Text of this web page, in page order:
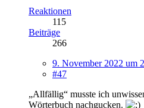
Reaktionen
115
Beiträge
266
9. November 2022 um
#47
„Allfällig“ musste ich
Wörterbuch nachgucken.